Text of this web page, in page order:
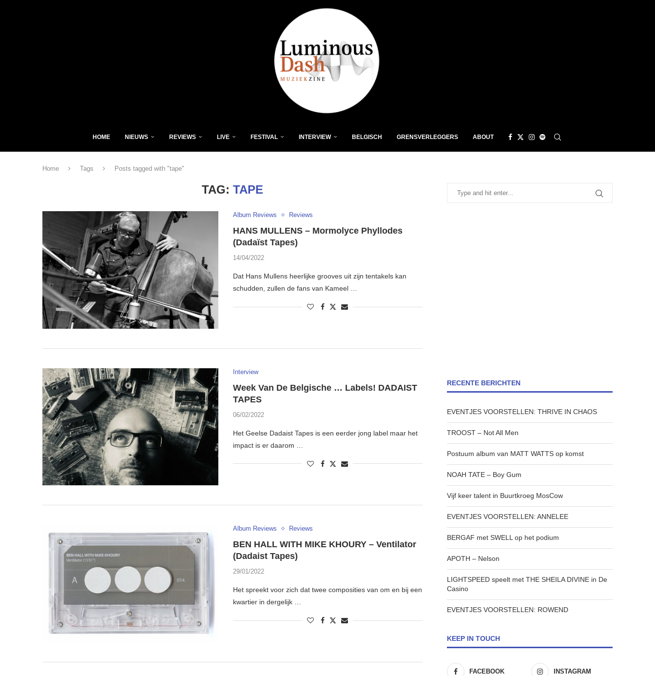
HOME NIEUWS REVIEWS LIVE FESTIVAL INTERVIEW BELGISCH GRENSVERLEGGERS ABOUT
Home Tags Posts tagged with "tape"
TAG: TAPE
Album Reviews Reviews
HANS MULLENS – Mormolyce Phyllodes
(Dadaïst Tapes)
14/04/2022
Dat Hans Mullens heerlijke grooves uit zijn tentakels kan
schudden, zullen de fans van Kameel …
Interview
Week Van De Belgische … Labels! DADAIST
TAPES
06/02/2022
Het Geelse Dadaist Tapes is een eerder jong label maar het
impact is er daarom …
Album Reviews Reviews
BEN HALL WITH MIKE KHOURY – Ventilator
(Dadaist Tapes)
29/01/2022
Het spreekt voor zich dat twee composities van om en bij een
kwartier in dergelijk …
RECENTE BERICHTEN
EVENTJES VOORSTELLEN: THRIVE IN CHAOS
TROOST – Not All Men
Postuum album van MATT WATTS op komst
NOAH TATE – Boy Gum
Vijf keer talent in Buurtkroeg MosCow
EVENTJES VOORSTELLEN: ANNELEE
BERGAF met SWELL op het podium
APOTH – Nelson
LIGHTSPEED speelt met THE SHEILA DIVINE in De
Casino
EVENTJES VOORSTELLEN: ROWEND
KEEP IN TOUCH
FACEBOOK INSTAGRAM